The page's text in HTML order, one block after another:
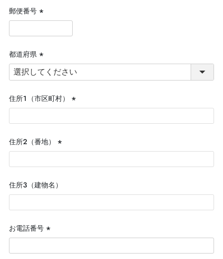
郵便番号
(必
須)
都道府県
(必
須)
住所１（市区町村）
(必
須)
住所２（番地）
(必
須)
住所３（建物名）
お電話番号
(必
須)